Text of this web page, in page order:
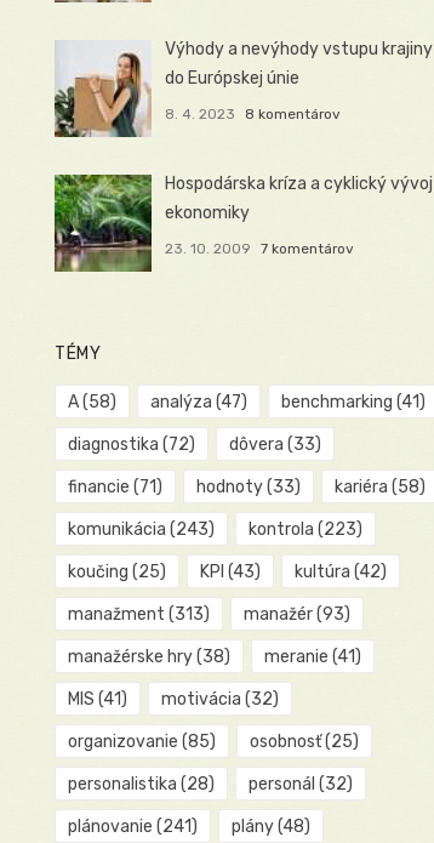
Výhody a nevýhody vstupu krajiny
do Európskej únie
8. 4. 2023 8 komentárov
Hospodárska kríza a cyklický vývoj
ekonomiky
23. 10. 2009 7 komentárov
TÉMY
A(58) analýza (47) benchmarking (41)
diagnostika (72) dôvera (33)
financie (71) hodnoty(33) kariéra (58)
komunikácia (243) kontrola (223)
koučing (25) KPI (43) kultúra (42)
manažment (313) manažér(93)
manažérske hry(38) meranie (41)
MIS (41) motivácia (32)
organizovanie (85) osobnosť(25)
personalistika (28) personál (32)
plánovanie (241) plány(48)